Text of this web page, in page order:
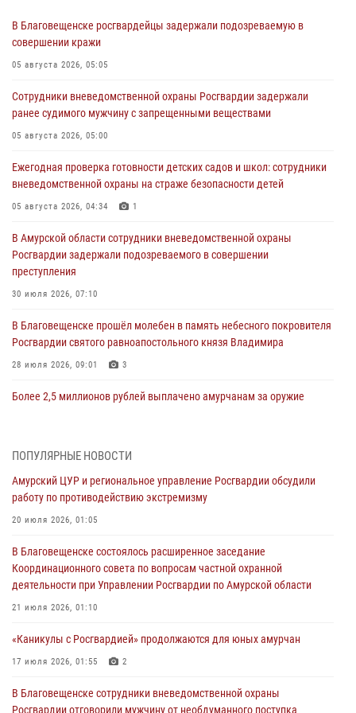
В Благовещенске росгвардейцы задержали подозреваемую в
совершении кражи
05 августа 2026, 05:05
Сотрудники вневедомственной охраны Росгвардии задержали
ранее судимого мужчину с запрещенными веществами
05 августа 2026, 05:00
Ежегодная проверка готовности детских садов и школ: сотрудники
вневедомственной охраны на страже безопасности детей
05 августа 2026, 04:34 1
В Амурской области сотрудники вневедомственной охраны
Росгвардии задержали подозреваемого в совершении
преступления
30 июля 2026, 07:10
В Благовещенске прошёл молебен в память небесного покровителя
Росгвардии святого равноапостольного князя Владимира
28 июля 2026, 09:01 3
Более 2,5 миллионов рублей выплачено амурчанам за оружие
Росгвардии Амурской области в период с 20 по 26 июля 2026 года
27 июля 2026, 06:28
охраны
23 июля 2026, 07:49
Амурчане смогут узнать об условиях поступления на службу в
23 июля 2026, 00:00
Координационного совета по вопросам частной охранной
ПОПУЛЯРНЫЕ НОВОСТИ
Амурский ЦУР и региональное управление Росгвардии обсудили
работу по противодействию экстремизму
20 июля 2026, 01:05
В Благовещенске состоялось расширенное заседание
Координационного совета по вопросам частной охранной
деятельности при Управлении Росгвардии по Амурской области
21 июля 2026, 01:10
«Каникулы с Росгвардией» продолжаются для юных амурчан
17 июля 2026, 01:55 2
В Благовещенске сотрудники вневедомственной охраны
Росгвардии отговорили мужчину от необдуманного поступка